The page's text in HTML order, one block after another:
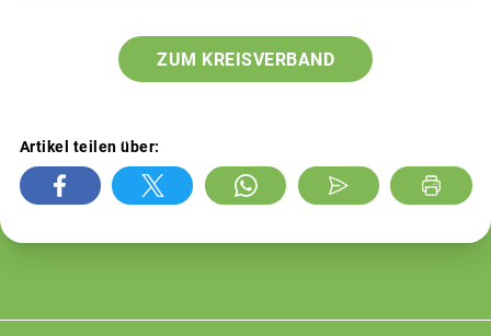
ZUM KREISVERBAND
Artikel teilen über: